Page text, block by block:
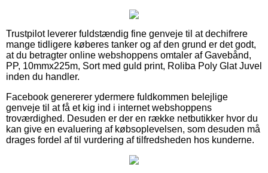
Trustpilot leverer fuldstændig fine genveje til at dechifrere
mange tidligere køberes tanker og af den grund er det godt,
at du betragter online webshoppens omtaler af Gavebånd,
PP, 10mmx225m, Sort med guld print, Roliba Poly Glat Juvel
inden du handler.
Facebook genererer ydermere fuldkommen belejlige
genveje til at få et kig ind i internet webshoppens
troværdighed. Desuden er der en række netbutikker hvor du
kan give en evaluering af købsoplevelsen, som desuden må
drages fordel af til vurdering af tilfredsheden hos kunderne.